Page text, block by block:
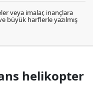
veya imalar, inançlara
büyük harflerle yazılmış
helikopter